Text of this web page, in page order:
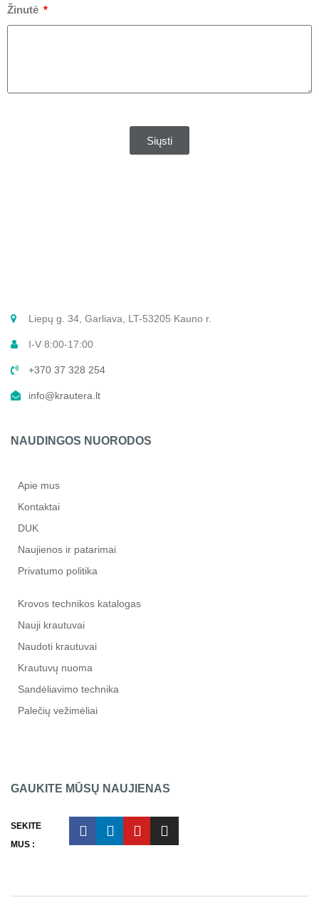
Žinutė
Siųsti
Liepų g. 34, Garliava, LT-53205 Kauno r.
I-V 8:00-17:00
+370 37 328 254
info@krautera.lt
NAUDINGOS NUORODOS
Apie mus
Kontaktai
DUK
Naujienos ir patarimai
Privatumo politika
Krovos technikos katalogas
Nauji krautuvai
Naudoti krautuvai
Krautuvų nuoma
Sandėliavimo technika
Palečių vežimėliai
GAUKITE MŪSŲ NAUJIENAS
SEKITE
MUS :